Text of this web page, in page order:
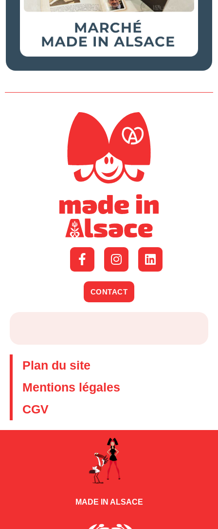
CONTACT
Plan du site
Mentions légales
CGV
MADE IN ALSACE